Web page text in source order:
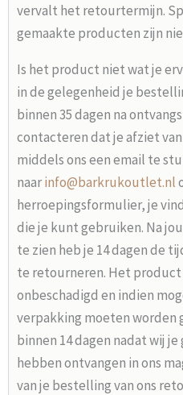
vervalt het retourtermijn.
gemaakte producten zijn
Is het product niet wat je
in de gelegenheid je
binnen 35 dagen na
contacteren dat je afziet
middels ons een email te
naarinfo@barkrukoutlet.nl
herroepingsformulier, je
die je kunt gebruiken. Na
te zien heb je 14 dagen de
te retourneren. Het
onbeschadigd en indien
verpakking moeten
binnen 14 dagen nadat wij
hebben ontvangen in ons
van je bestelling van ons